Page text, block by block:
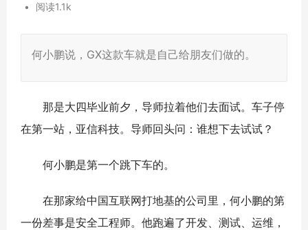
•
阅读1.1k
何小鹏说，GX这款车就是自己给朋友们做的。
那是大四毕业前夕，导师拉着他们去面试。车子停
在第一站，亚信科技。导师回头问：谁想下去试试？
何小鹏是第一个跳下车的。
在那家给中国互联网打地基的公司里，何小鹏的第
一份差事是安全工程师。他跑遍了开发、测试、运维，